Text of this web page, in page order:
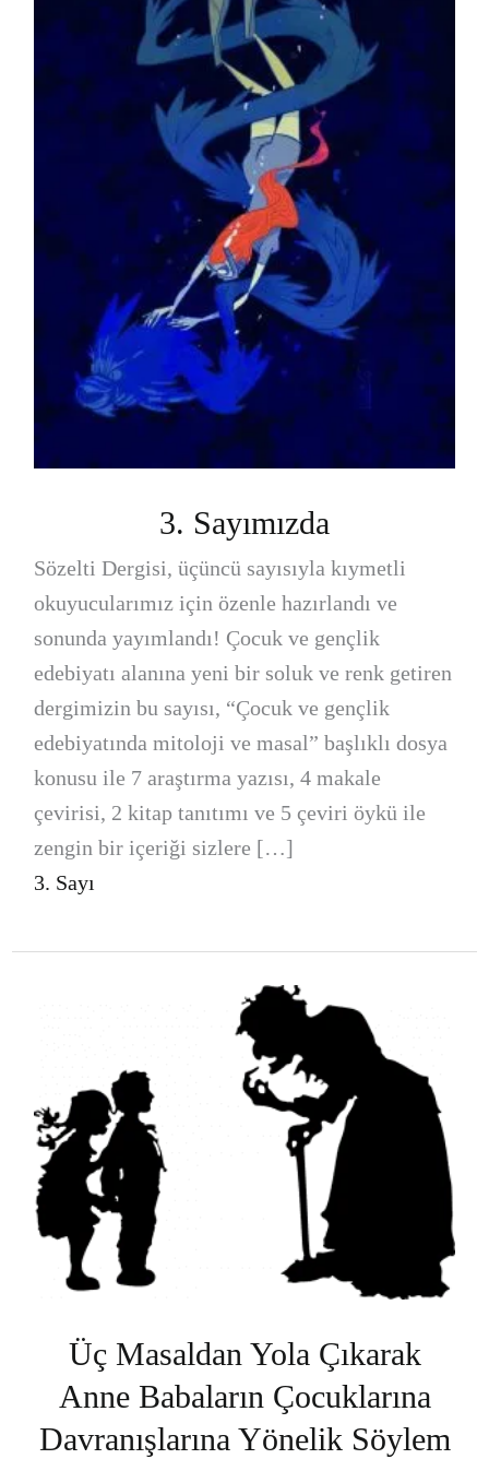
3. Sayımızda
Sözelti Dergisi, üçüncü sayısıyla kıymetli
okuyucularımız için özenle hazırlandı ve
sonunda yayımlandı! Çocuk ve gençlik
edebiyatı alanına yeni bir soluk ve renk getiren
dergimizin bu sayısı, “Çocuk ve gençlik
edebiyatında mitoloji ve masal” başlıklı dosya
konusu ile 7 araştırma yazısı, 4 makale
çevirisi, 2 kitap tanıtımı ve 5 çeviri öykü ile
zengin bir içeriği sizlere […]
3. Sayı
Üç Masaldan Yola Çıkarak
Anne Babaların Çocuklarına
Davranışlarına Yönelik Söylem